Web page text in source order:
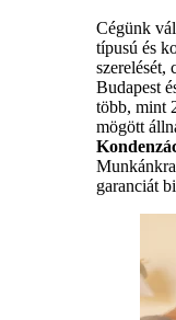
Cégünk
típusú és
szerelését,
Budapest
több, mint
mögött
garanciát